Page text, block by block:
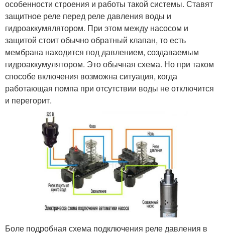
особенности строения и работы такой системы. Ставят
защитное реле перед реле давления воды и
гидроаккумялятором. При этом между насосом и
защитой стоит обычно обратный клапан, то есть
мембрана находится под давлением, создаваемым
гидроаккумулятором. Это обычная схема. Но при таком
способе включения возможна ситуация, когда
работающая помпа при отсутствии воды не отключится
и перегорит.
Боле подробная схема подключения реле давления в